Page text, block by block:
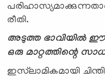
രീതി.
അടുത്ത ഭാവിയില്‍
ഒരു മാറ്റത്തിന്റെ
ഇസ്‍ലാമികമായി